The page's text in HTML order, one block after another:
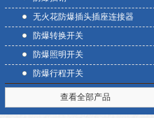
无火花防爆插头插座连接器
防爆转换开关
防爆照明开关
防爆行程开关
查看全部产品